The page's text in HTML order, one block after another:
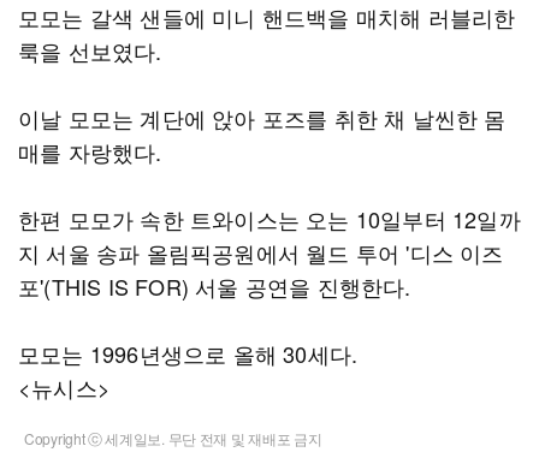
모모는 갈색 샌들에 미니 핸드백을 매치해 러블리한
룩을 선보였다.
이날 모모는 계단에 앉아 포즈를 취한 채 날씬한 몸
매를 자랑했다.
한편 모모가 속한 트와이스는 오는 10일부터 12일까
지 서울 송파 올림픽공원에서 월드 투어 '디스 이즈
포'(THIS IS FOR) 서울 공연을 진행한다.
모모는 1996년생으로 올해 30세다.
<뉴시스>
Copyright ⓒ 세계일보. 무단 전재 및 재배포 금지